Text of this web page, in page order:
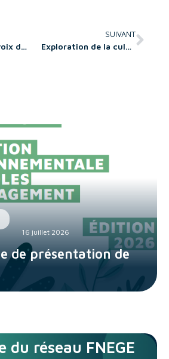
Influence de la voix d’un assistant vocal sur les réactions et les intentions comportementales des utilisateurs
SUIVANT
Exploration de la culture nationale libanaise : L’influence de la religiosité sur la qualité relationnelle digitale – Application au secteur bancaire en situation de crise
16 juillet 2026
de présentation de
du réseau FNEGE